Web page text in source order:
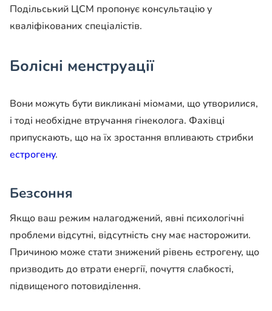
Подільський ЦСМ пропонує консультацію у
кваліфікованих спеціалістів.
Болісні менструації
Вони можуть бути викликані міомами, що утворилися,
і тоді необхідне втручання гінеколога. Фахівці
припускають, що на їх зростання впливають стрибки
естрогену.
Безсоння
Якщо ваш режим налагоджений, явні психологічні
проблеми відсутні, відсутність сну має насторожити.
Причиною може стати знижений рівень естрогену, що
призводить до втрати енергії, почуття слабкості,
підвищеного потовиділення.